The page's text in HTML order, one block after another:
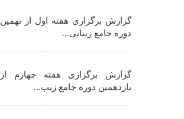
گزارش برگزاری هفته اول از نهمین
دوره جامع زیبایی...
گزارش برگزاری هفته چهارم از
یازدهمین دوره جامع زیب...